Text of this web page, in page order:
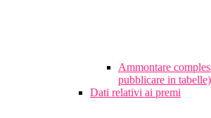
Ammontare
pubblicare in tabelle)
Dati relativi ai premi